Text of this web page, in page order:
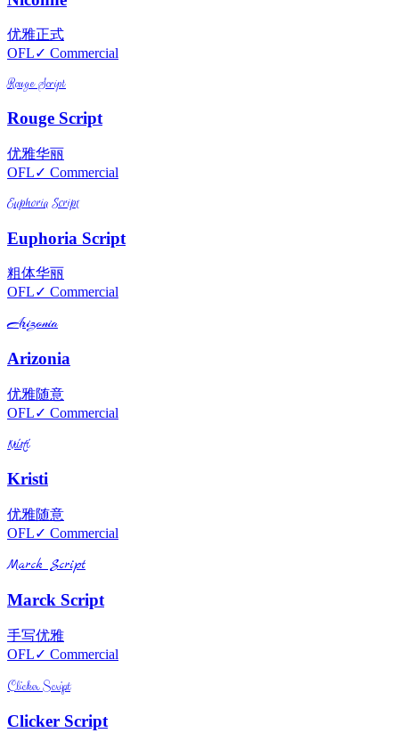
优雅正式
OFL✓ Commercial
Rouge Script
Rouge Script
优雅华丽
OFL✓ Commercial
Euphoria Script
Euphoria Script
粗体华丽
OFL✓ Commercial
Arizonia
Arizonia
优雅随意
OFL✓ Commercial
Kristi
Kristi
优雅随意
OFL✓ Commercial
Marck Script
Marck Script
手写优雅
OFL✓ Commercial
Clicker Script
Clicker Script